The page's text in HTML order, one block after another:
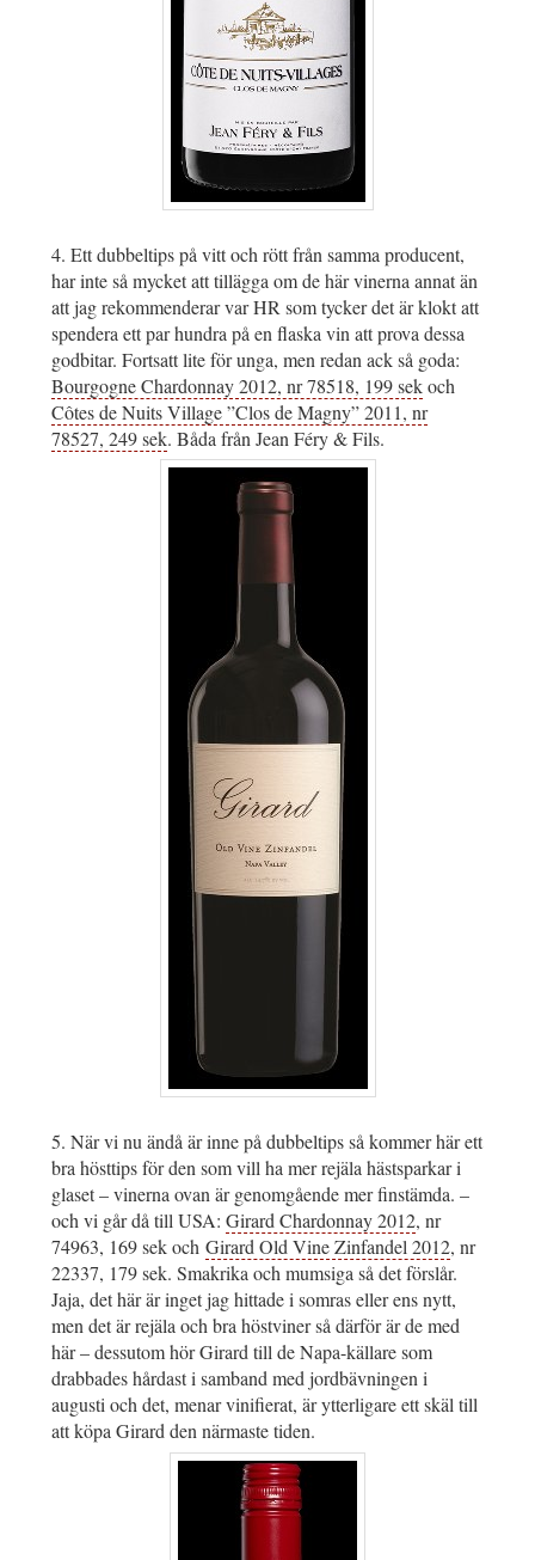
4. Ett dubbeltips på vitt och rött från samma producent,
har inte så mycket att tillägga om de här vinerna annat än
att jag rekommenderar var HR som tycker det är klokt att
spendera ett par hundra på en flaska vin att prova dessa
godbitar. Fortsatt lite för unga, men redan ack så goda:
Bourgogne Chardonnay 2012, nr 78518, 199 sekoch
Côtes de Nuits Village ”Clos de Magny” 2011, nr
78527, 249 sek. Båda från Jean Féry & Fils.
5. När vi nu ändå är inne på dubbeltips så kommer här ett
bra hösttips för den som vill ha mer rejäla hästsparkar i
glaset – vinerna ovan är genomgående mer finstämda. –
och vi går då till USA: Girard Chardonnay 2012, nr
74963, 169 sek och Girard Old Vine Zinfandel 2012, nr
22337, 179 sek. Smakrika och mumsiga så det förslår.
Jaja, det här är inget jag hittade i somras eller ens nytt,
men det är rejäla och bra höstviner så därför är de med
här – dessutom hör Girard till de Napa-källare som
drabbades hårdast i samband med jordbävningen i
augusti och det, menar vinifierat, är ytterligare ett skäl till
att köpa Girard den närmaste tiden.